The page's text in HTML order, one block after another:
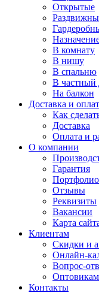
Открытые
В комнату
В нишу
В спальню
В частный
На балкон
Доставка и
Как
Доставка
Оплата и
О компании
Гарантия
Портфолио
Отзывы
Реквизиты
Вакансии
Карта
Клиентам
Скидки и
Онлайн-
Вопрос-
Оптовикам
Контакты